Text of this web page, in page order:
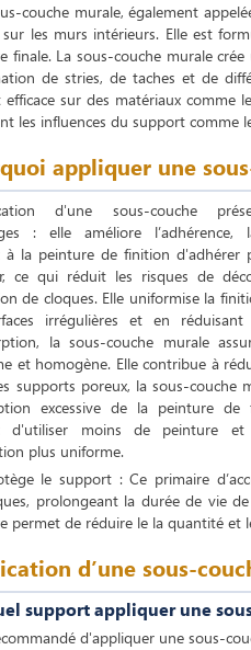
couche murale, également
les murs intérieurs. Elle est
finale. La sous-couche murale
de stries, de taches et de
sur des matériaux comme
les influences du support comme
appliquer une
d'une sous-couche
: elle améliore l’adhérence,
à la peinture de finition d'adhérer
ce qui réduit les risques de
de cloques. Elle uniformise la
irrégulières et en réduisant
la sous-couche murale
et homogène. Elle contribue à
supports poreux, la sous-couche
excessive de la peinture
d'utiliser moins de peinture
plus uniforme.
le support : Ce primaire
prolongeant la durée de vie
permet de réduire le la quantité et
d’une sous-
support appliquer une
d'appliquer une sous-